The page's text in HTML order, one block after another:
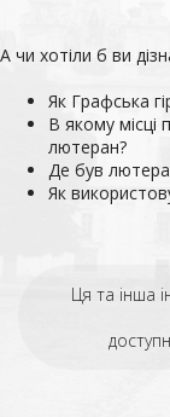
А чи хотіли б ви
Як Графська
В якому місці
лютеран?
Де був
Як
Ця та інша